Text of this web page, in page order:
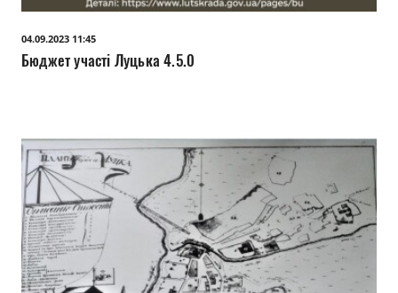
04.09.2023 11:45
Бюджет участі Луцька 4.5.0